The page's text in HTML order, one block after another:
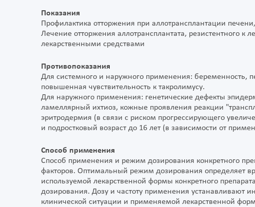
Показания
Профилактика отторжения при аллотрансплантации
Лечение отторжения аллотрансплантата, резистентного
лекарственными средствами
Противопоказания
Для системного и наружного применения: беременность,
повышенная чувствительность к такролимусу.
Для наружного применения: генетические дефекты
ламеллярный ихтиоз, кожные проявления реакции
эритродермия (в связи с риском прогрессирующего
и подростковый возраст до 16 лет (в зависимости от
Способ применения
Способ применения и режим дозирования конкретного
факторов. Оптимальный режим дозирования определяет
используемой лекарственной формы конкретного
дозирования. Дозу и частоту применения устанавливают
клинической ситуации и применяемой лекарственной